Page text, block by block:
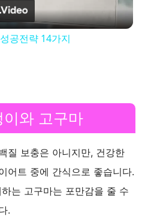
l
V
i
d
공전략 14가지
이와 고구마
질 보충은 아니지만, 건강한
어트 중에 간식으로 좋습니다.
는 고구마는 포만감을 줄 수
.